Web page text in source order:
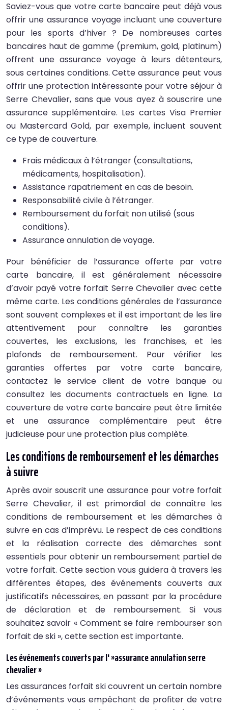
Saviez-vous que votre carte bancaire peut déjà vous
offrir une assurance voyage incluant une couverture
pour les sports d’hiver ? De nombreuses cartes
bancaires haut de gamme (premium, gold, platinum)
offrent une assurance voyage à leurs détenteurs,
sous certaines conditions. Cette assurance peut vous
offrir une protection intéressante pour votre séjour à
Serre Chevalier, sans que vous ayez à souscrire une
assurance supplémentaire. Les cartes Visa Premier
ou Mastercard Gold, par exemple, incluent souvent
ce type de couverture.
Frais médicaux à l’étranger (consultations,
médicaments, hospitalisation).
Assistance rapatriement en cas de besoin.
Responsabilité civile à l’étranger.
Remboursement du forfait non utilisé (sous
conditions).
Assurance annulation de voyage.
Pour bénéficier de l’assurance offerte par votre
carte bancaire, il est généralement nécessaire
d’avoir payé votre forfait Serre Chevalier avec cette
même carte. Les conditions générales de l’assurance
sont souvent complexes et il est important de les lire
attentivement pour connaître les garanties
couvertes, les exclusions, les franchises, et les
plafonds de remboursement. Pour vérifier les
garanties offertes par votre carte bancaire,
contactez le service client de votre banque ou
consultez les documents contractuels en ligne. La
couverture de votre carte bancaire peut être limitée
et une assurance complémentaire peut être
judicieuse pour une protection plus complète.
Les conditions de remboursement et les démarches
à suivre
Après avoir souscrit une assurance pour votre forfait
Serre Chevalier, il est primordial de connaître les
conditions de remboursement et les démarches à
suivre en cas d’imprévu. Le respect de ces conditions
et la réalisation correcte des démarches sont
essentiels pour obtenir un remboursement partiel de
votre forfait. Cette section vous guidera à travers les
différentes étapes, des événements couverts aux
justificatifs nécessaires, en passant par la procédure
de déclaration et de remboursement. Si vous
souhaitez savoir « Comment se faire rembourser son
forfait de ski », cette section est importante.
Les événements couverts par l' »assurance annulation serre
chevalier »
Les assurances forfait ski couvrent un certain nombre
d’événements vous empêchant de profiter de votre